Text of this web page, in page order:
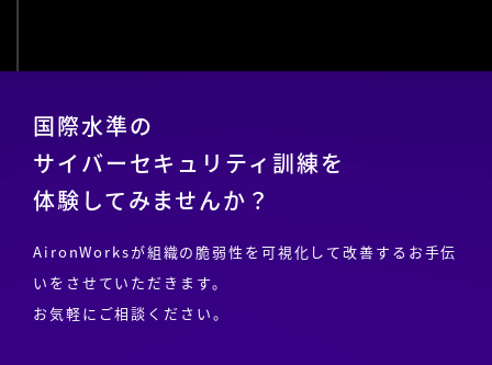
国際水準の
サイバーセキュリティ訓練を
体験してみませんか？
AironWorksが組織の脆弱性を可視化して改善するお手伝
いをさせていただきます。
お気軽にご相談ください。